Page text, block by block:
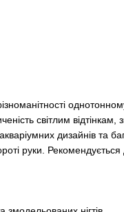
світлим відтінкам,
дизайнів та
руки. Рекомендується